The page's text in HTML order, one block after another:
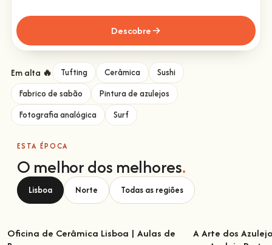
Descobre
Em alta 🔥 Tufting Cerâmica
Sushi
Fabrico de sabão
Pintura de azulejos
Fotografia analógica
Surf
ESTA ÉPOCA
O melhor dos melhores.
Lisboa Norte Todas as regiões
Oficina de Cerâmica Lisboa | Aulas de
A Arte dos